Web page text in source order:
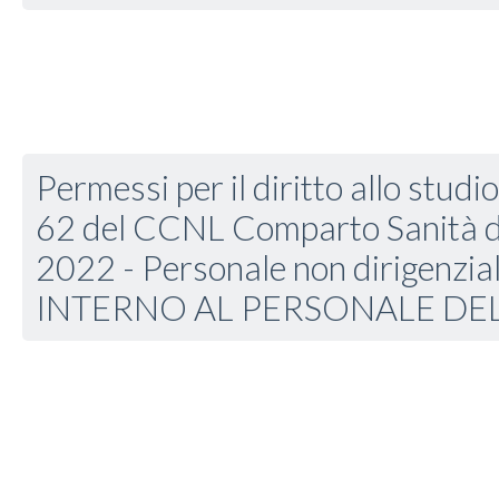
Permessi per il diritto allo
62 del CCNL Comparto Sanità
2022 - Personale non
INTERNO AL PERSONALE